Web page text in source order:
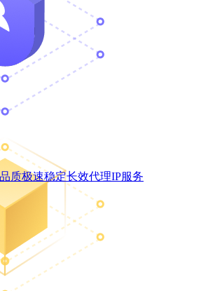
质极速稳定长效代理IP服务